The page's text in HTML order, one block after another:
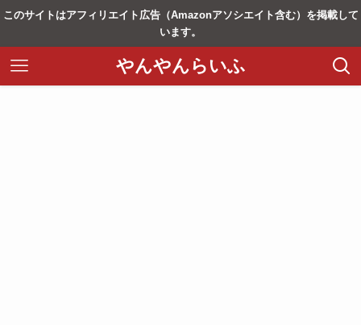
このサイトはアフィリエイト広告（Amazonアソシエイト含む）を掲載して
います。
やんやんらいふ